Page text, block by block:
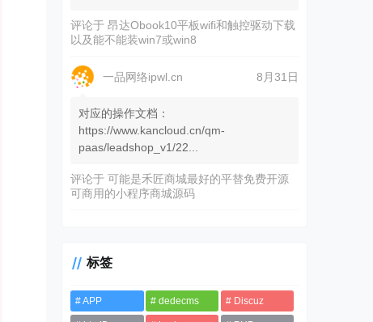
评论于昂达Obook10平板wifi和触控驱动下载
以及能不能装win7或win8
一品网络ipwl.cn 8月31日
对应的操作文档：
https://www.kancloud.cn/qm-
paas/leadshop_v1/22...
评论于可能是禾匠商城最好的平替免费开源
可商用的小程序商城源码
标签
APP dedecms Discuz